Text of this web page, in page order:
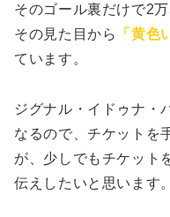
そのゴール裏だけで2
その見た目から
「黄色
ています。
ジグナル・イドゥナ・
なるので、チケットを
が、少しでもチケット
伝えしたいと思います。